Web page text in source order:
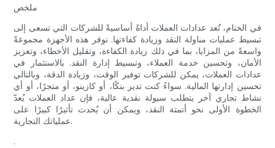
ملخص
في الختام، تُعد عدادات العملات أداةً أساسيةً للشركات التي تسعى إلى
تبسيط عمليات مناولة النقد وزيادة كفاءتها. توفر هذه الأجهزة مجموعةً
واسعةً من المزايا، بما في ذلك زيادة الكفاءة، وتقليل الأخطاء، وتعزيز
الأمان، وتحسين خدمة العملاء، وتبسيط إدارة النقد. بالاستثمار في
عدادات العملات، يمكن للشركات توفير الوقت، وزيادة الدقة، وبالتالي
تحسين إدارتها المالية. سواءً كنت تدير بنكًا، أو كازينو، أو متجرًا، أو أي
نشاط تجاري آخر يتطلب سيولة نقدية عالية، فإن عداد العملات يُعدّ
الخطوة الأولى نحو أتمتة النقد، ويمكن أن يُحدث تأثيرًا كبيرًا على
عملياتك التجارية.
.